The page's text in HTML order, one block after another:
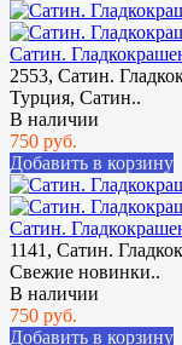
Сатин.
2553, Сатин.
Турция, Сатин..
В наличии
750 руб.
Добавить в корзину
Сатин.
1141, Сатин.
Свежие новинки..
В наличии
750 руб.
Добавить в корзину